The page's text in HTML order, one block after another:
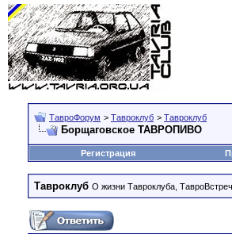
ТавроФорум > Тавроклуб > Тавроклуб
Борщаговское ТАВРОПИВО
Регистрация
Тавроклуб О жизни Тавроклуба,